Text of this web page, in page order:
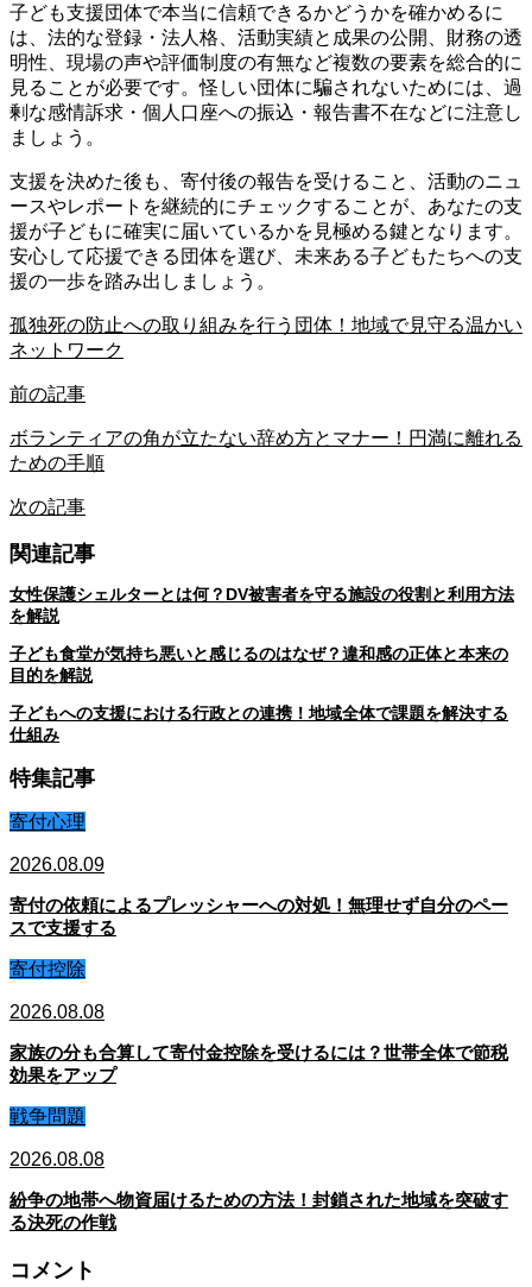
子ども支援団体で本当に信頼できるかどうかを確かめるに
は、法的な登録・法人格、活動実績と成果の公開、財務の透
明性、現場の声や評価制度の有無など複数の要素を総合的に
見ることが必要です。怪しい団体に騙されないためには、過
剰な感情訴求・個人口座への振込・報告書不在などに注意し
ましょう。
支援を決めた後も、寄付後の報告を受けること、活動のニュ
ースやレポートを継続的にチェックすることが、あなたの支
援が子どもに確実に届いているかを見極める鍵となります。
安心して応援できる団体を選び、未来ある子どもたちへの支
援の一歩を踏み出しましょう。
孤独死の防止への取り組みを行う団体！地域で見守る温かい
ネットワーク
前の記事
ボランティアの角が立たない辞め方とマナー！円満に離れる
ための手順
次の記事
関連記事
女性保護シェルターとは何？DV被害者を守る施設の役割と利用方法
を解説
子ども食堂が気持ち悪いと感じるのはなぜ？違和感の正体と本来の
目的を解説
子どもへの支援における行政との連携！地域全体で課題を解決する
仕組み
特集記事
寄付心理
2026.08.09
寄付の依頼によるプレッシャーへの対処！無理せず自分のペー
スで支援する
寄付控除
2026.08.08
家族の分も合算して寄付金控除を受けるには？世帯全体で節税
効果をアップ
戦争問題
2026.08.08
紛争の地帯へ物資届けるための方法！封鎖された地域を突破す
る決死の作戦
コメント